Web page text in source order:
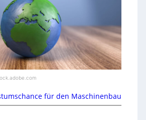
für den Maschinenbau